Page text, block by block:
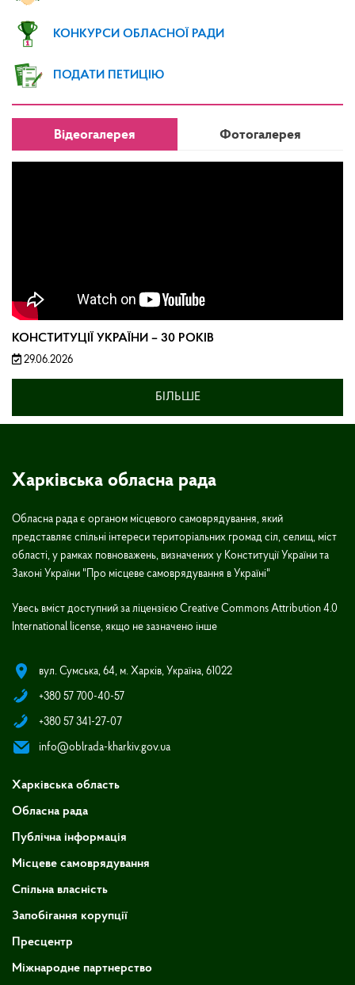
КОНКУРСИ ОБЛАСНОЇ РАДИ
ПОДАТИ ПЕТИЦІЮ
Відеогалерея Фотогалерея
КОНСТИТУЦІЇ УКРАЇНИ – 30 РОКІВ
29.06.2026
БІЛЬШЕ
Харківська обласна рада
Обласна рада є органом місцевого самоврядування, який
представляє спільні інтереси територіальних громад сіл, селищ, міст
області, у рамках повноважень, визначених у Конституції України та
Законі України "Про місцеве самоврядування в Україні"
Увесь вміст доступний за ліцензією Creative Commons Attribution 4.0
International license, якщо не зазначено інше
вул. Сумська, 64, м. Харків, Україна, 61022
+380 57 700-40-57
+380 57 341-27-07
info@oblrada-kharkiv.gov.ua
Харківська область
Обласна рада
Публічна інформація
Місцеве самоврядування
Спільна власність
Запобігання корупції
Пресцентр
Міжнародне партнерство